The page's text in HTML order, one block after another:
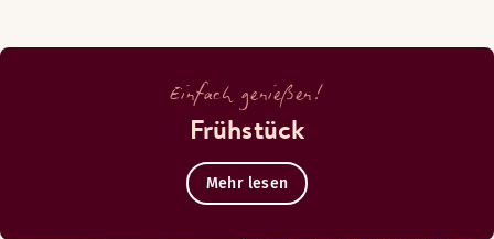
Einfach genießen!
Frühstück
Mehr lesen